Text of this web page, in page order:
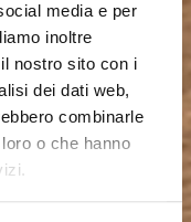
media e per
inoltre
nostro sito con i
dei dati web,
combinarle
o che hanno
from Close